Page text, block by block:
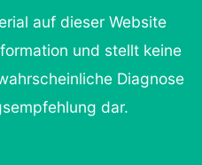
auf dieser Website
und stellt keine
Diagnose
dar.